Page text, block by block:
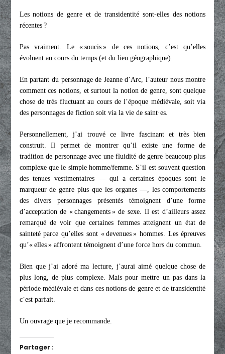
Les notions de genre et de transidentité sont-elles des notions
récentes ?
Pas vraiment. Le « soucis » de ces notions, c’est qu’elles
évoluent au cours du temps (et du lieu géographique).
En partant du personnage de Jeanne d’Arc, l’auteur nous montre
comment ces notions, et surtout la notion de genre, sont quelque
chose de très fluctuant au cours de l’époque médiévale, soit via
des personnages de fiction soit via la vie de saint·es.
Personnellement, j’ai trouvé ce livre fascinant et très bien
construit. Il permet de montrer qu’il existe une forme de
tradition de personnage avec une fluidité de genre beaucoup plus
complexe que le simple homme/femme. S’il est souvent question
des tenues vestimentaires — qui a certaines époques sont le
marqueur de genre plus que les organes —, les comportements
des divers personnages présentés témoignent d’une forme
d’acceptation de « changements » de sexe. Il est d’ailleurs assez
remarqué de voir que certaines femmes atteignent un état de
sainteté parce qu’elles sont « devenues » hommes. Les épreuves
qu’« elles » affrontent témoignent d’une force hors du commun.
Bien que j’ai adoré ma lecture, j’aurai aimé quelque chose de
plus long, de plus complexe. Mais pour mettre un pas dans la
période médiévale et dans ces notions de genre et de transidentité
c’est parfait.
Un ouvrage que je recommande.
Partager :